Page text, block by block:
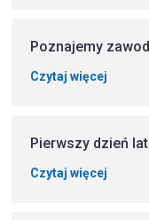
Poznajemy
Czytaj więcej
Pierwszy dzień
Czytaj więcej